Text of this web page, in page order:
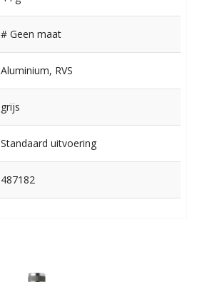
# Geen maat
Aluminium, RVS
grijs
Standaard uitvoering
487182